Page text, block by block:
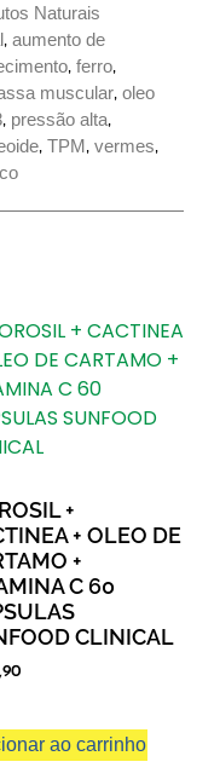
Naturais
, aumento de
, ferro,
muscular, oleo
, pressão alta,
, TPM, vermes,
+
+ OLEO DE
+
C 60
CLINICAL
ao carrinho